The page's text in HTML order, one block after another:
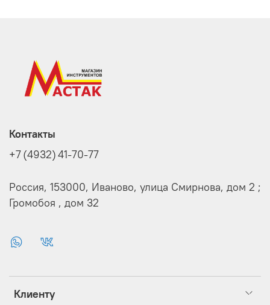
Клиенту
Контакты
+7 (4932) 41-70-77
Россия, 153000, Иваново, улица Смирнова, дом 2 ;
Громобоя , дом 32